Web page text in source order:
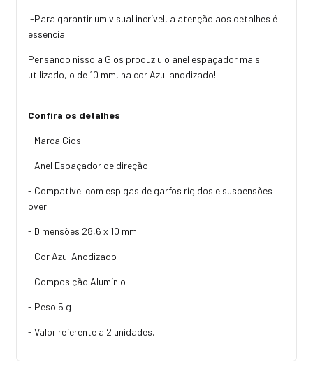
-Para garantir um visual incrível, a atenção aos detalhes é
essencial.
Pensando nisso a Gios produziu o anel espaçador mais
utilizado, o de 10 mm, na cor Azul anodizado!
Confira os detalhes
- Marca Gios
- Anel Espaçador de direção
- Compatível com espigas de garfos rígidos e suspensões
over
- Dimensões 28,6 x 10 mm
- Cor Azul Anodizado
- Composição Alumínio
- Peso 5 g
- Valor referente a 2 unidades.